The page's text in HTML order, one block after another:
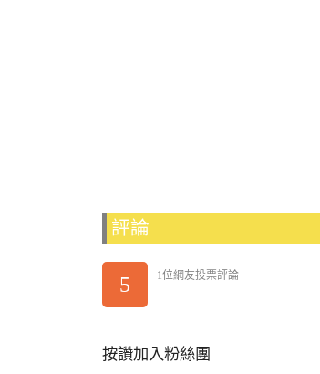
評論
5 1位網友投票評論
按讚加入粉絲團